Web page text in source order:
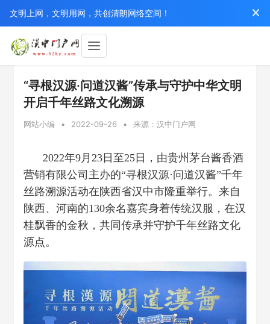
文明上网，文明用网，共创清朗网络空间！
“寻根汉源·问道汉酱”传承与守护中华文明
开启千年丝路文化溯源
网站小编 • 2022-09-26 • 来源：汉中门户网
2022年9月23日至25日，由贵州茅台酱香酒
营销有限公司主办的“寻根汉源·问道汉酱”千年
丝路溯源活动在陕西省汉中市隆重举行。来自
陕西、河南的130余名嘉宾身着传统汉服，在汉
桂飘香的金秋，共同传承并守护千年丝路文化
源点。